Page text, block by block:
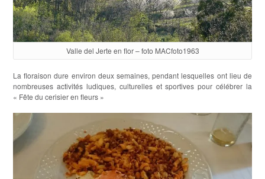
Valle del Jerte en flor – foto MACfoto1963
La floraison dure environ deux semaines, pendant lesquelles ont lieu de
nombreuses activités ludiques, culturelles et sportives pour célébrer la
« Fête du cerisier en fleurs »